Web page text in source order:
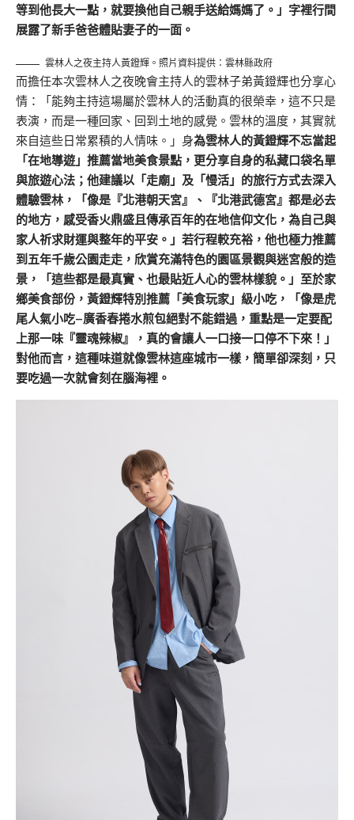
等到他長大一點，就要換他自己親手送給媽媽了。」字裡行間
展露了新手爸爸體貼妻子的一面。
雲林人之夜主持人黃鐙輝。照片資料提供：雲林縣政府
而擔任本次雲林人之夜晚會主持人的雲林子弟黃鐙輝也分享心
情：「能夠主持這場屬於雲林人的活動真的很榮幸，這不只是
表演，而是一種回家、回到土地的感覺。雲林的溫度，其實就
來自這些日常累積的人情味。」身為雲林人的黃鐙輝不忘當起
「在地導遊」推薦當地美食景點，更分享自身的私藏口袋名單
與旅遊心法；他建議以「走廟」及「慢活」的旅行方式去深入
體驗雲林，「像是『北港朝天宮』、『北港武德宮』都是必去
的地方，感受香火鼎盛且傳承百年的在地信仰文化，為自己與
家人祈求財運與整年的平安。」若行程較充裕，他也極力推薦
到五年千歲公園走走，欣賞充滿特色的園區景觀與迷宮般的造
景，「這些都是最真實、也最貼近人心的雲林樣貌。」至於家
鄉美食部份，黃鐙輝特別推薦「美食玩家」級小吃，「像是虎
尾人氣小吃–廣香春捲水煎包絕對不能錯過，重點是一定要配
上那一味『靈魂辣椒』，真的會讓人一口接一口停不下來！」
對他而言，這種味道就像雲林這座城市一樣，簡單卻深刻，只
要吃過一次就會刻在腦海裡。